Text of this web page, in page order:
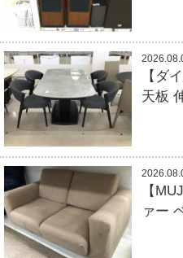
【ダ
天板
【
ァー